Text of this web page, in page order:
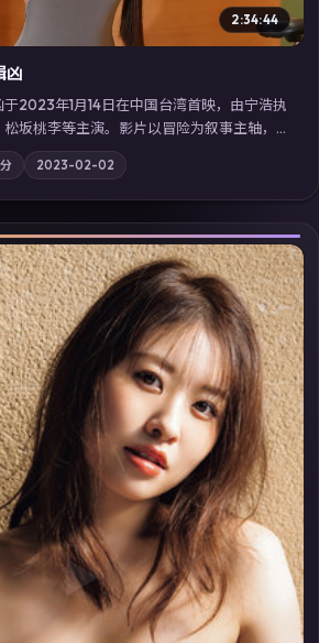
2:34:44
凶
2023年1月14日在中国台湾首映，由宁浩执
坂桃李等主演。影片以冒险为叙事主轴，
雨夜正面相撞；摄影与配乐强化地域气质；
费观看高清电视剧在线看」延展检索同类
在线追剧体验。
分 2023-02-02
▶